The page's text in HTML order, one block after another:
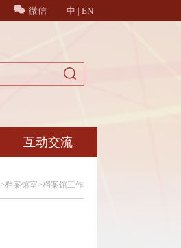
微信 中 | EN
互动交流
>档案馆室>档案馆工作